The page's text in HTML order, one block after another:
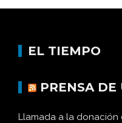
EL TIEMPO
PRENSA DE
Llamada a la donación